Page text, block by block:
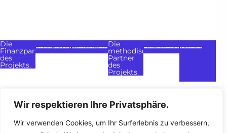
Wir respektieren Ihre Privatsphäre.
Wir verwenden Cookies, um Ihr Surferlebnis zu verbessern,
Die
Finanzpartner
des
Projekts.
Die
methodischen
Partner
des
Projekts.
Meine
Rechtliche HinweiseDatenschutzrichtlinie